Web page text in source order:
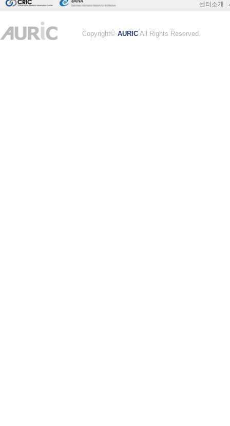
센터소개
Copyright© AURIC All Rights Reserved.